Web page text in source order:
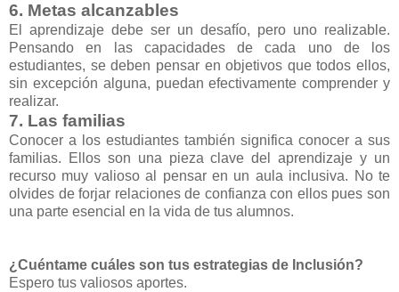
6. Metas alcanzables
El aprendizaje debe ser un desafío, pero uno realizable.
Pensando en las capacidades de cada uno de los
estudiantes, se deben pensar en objetivos que todos ellos,
sin excepción alguna, puedan efectivamente comprender y
realizar.
7. Las familias
Conocer a los estudiantes también significa conocer a sus
familias. Ellos son una pieza clave del aprendizaje y un
recurso muy valioso al pensar en un aula inclusiva. No te
olvides de forjar relaciones de confianza con ellos pues son
una parte esencial en la vida de tus alumnos.
¿Cuéntame cuáles son tus estrategias de Inclusión?
Espero tus valiosos aportes.